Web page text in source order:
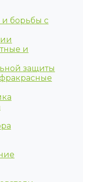
борьбы с
и
защиты